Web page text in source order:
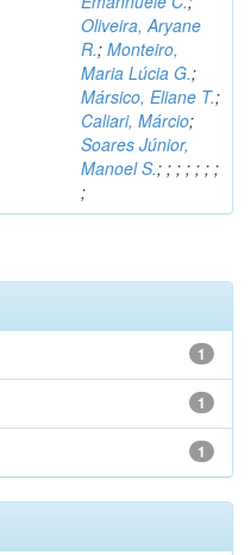
Oliveira, Aryane
R.; Monteiro,
Maria Lúcia G.;
Mársico, Eliane T.;
Caliari, Márcio;
Soares Júnior,
Manoel S.; ; ; ; ; ; ;
;
1
1
1